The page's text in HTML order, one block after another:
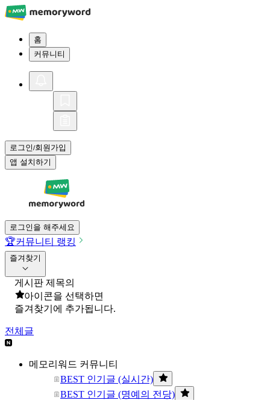
홈
커뮤니티
로그인/회원가입
앱 설치하기
로그인을 해주세요
🏆커뮤니티 랭킹
즐겨찾기
게시판 제목의
아이콘을 선택하면
즐겨찾기에 추가됩니다.
전체글
메모리워드 커뮤니티
BEST 인기글 (실시간)
BEST 인기글 (명예의 전당)